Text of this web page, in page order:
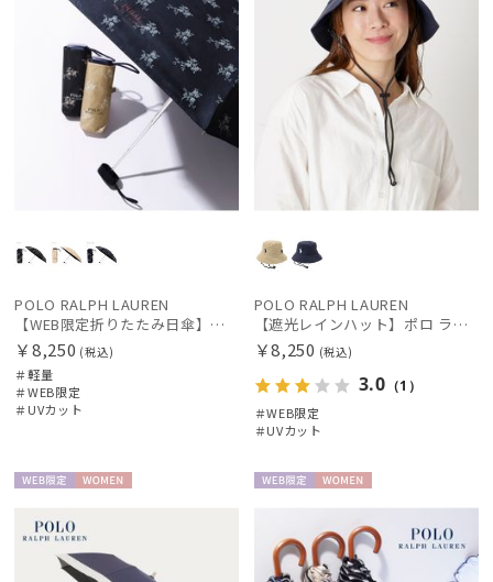
POLO RALPH LAUREN
【WEB限定折りたたみ日傘】ポロ ラルフ ローレン(POLO RALPH LAUREN)フローラル 晴雨兼用折りたたみ日傘 1級遮光
￥8,250 (税込)
＃軽量
＃WEB限定
＃UVカット
POLO RALPH LAUREN
【遮光レインハット】ポロ ラルフ ローレン (POLO RALPH LAUREN) ワンポイントPP刺繍 レインハット
￥8,250 (税込)
3.0 （1）
＃WEB限定
＃UVカット